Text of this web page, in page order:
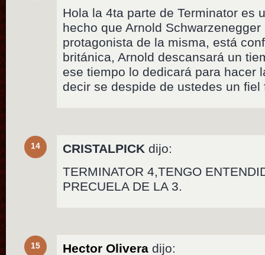
Hola la 4ta parte de Terminator es
hecho que Arnold
protagonista de la misma, está
británica, Arnold descansará un
ese tiempo lo dedicará para hacer
decir se despide de ustedes un fiel
14 CRISTALPICK dijo:
TERMINATOR 4,TENGO
PRECUELA DE LA 3.
15 Hector Olivera dijo: